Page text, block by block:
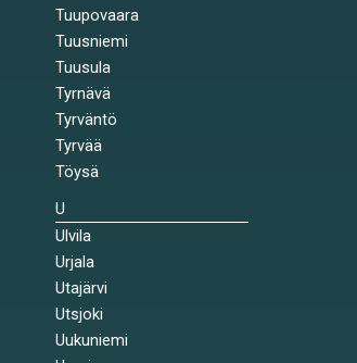
Tuupovaara
Tuusniemi
Tuusula
Tyrnävä
Tyrväntö
Tyrvää
Töysä
U
Ulvila
Urjala
Utajärvi
Utsjoki
Uukuniemi